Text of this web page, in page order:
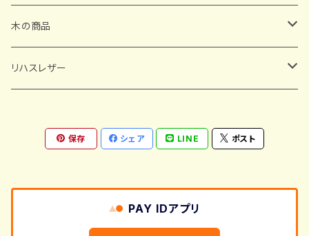
木の商品
葉書
金箔しおり
木のしおり
ご当地デザイン木のしおり
リハスレザー
二つ折り
キーケース
名刺ケース
保存 シェア LINE ポスト
PAY IDアプリ